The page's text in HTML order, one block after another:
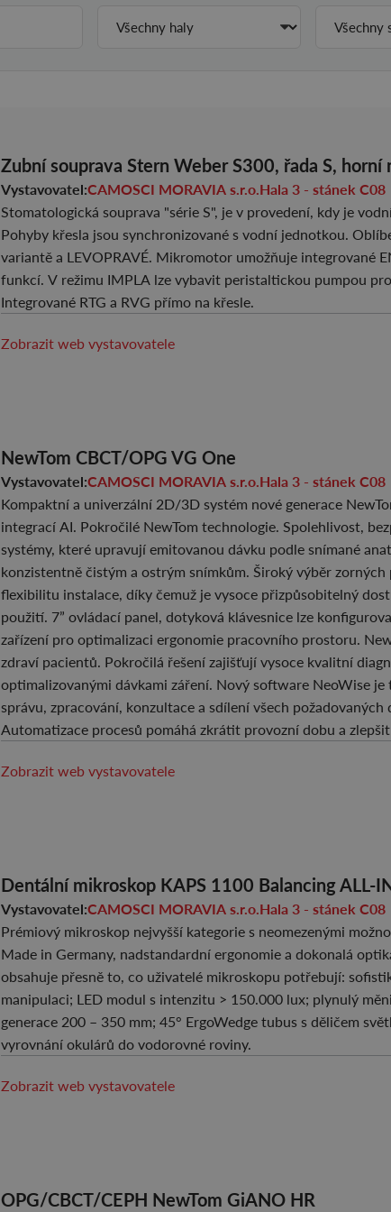
Zubní souprava Stern Weber S300, řada S,
Vystavovatel:CAMOSCI MORAVIA s.r.o. Hala 3 - stánek C08
Stomatologická souprava "série S", je v provedení, kdy je
Pohyby křesla jsou synchronizované s vodní jednotkou.
variantě a LEVOPRAVÉ. Mikromotor umožňuje integrované
funkcí. V režimu IMPLA lze vybavit peristaltickou pumpou
Integrované RTG a RVG přímo na křesle.
Zobrazit web vystavovatele
NewTom CBCT/OPG VG One
Vystavovatel:CAMOSCI MORAVIA s.r.o. Hala 3 - stánek C08
Kompaktní a univerzální 2D/3D systém nové generace
integrací AI. Pokročilé NewTom technologie. Spolehlivost,
systémy, které upravují emitovanou dávku podle snímané
konzistentně čistým a ostrým snímkům. Široký výběr
flexibilitu instalace, díky čemuž je vysoce přizpůsobitelný
použití. 7” ovládací panel, dotyková klávesnice lze
zařízení pro optimalizaci ergonomie pracovního prostoru.
zdraví pacientů. Pokročilá řešení zajišťují vysoce kvalitní
optimalizovanými dávkami záření. Nový software NeoWise
správu, zpracování, konzultace a sdílení všech
Automatizace procesů pomáhá zkrátit provozní dobu a
Zobrazit web vystavovatele
Dentální mikroskop KAPS 1100 Balancing ALL-
Vystavovatel:CAMOSCI MORAVIA s.r.o. Hala 3 - stánek C08
Prémiový mikroskop nejvyšší kategorie s neomezenými
Made in Germany, nadstandardní ergonomie a dokonalá
obsahuje přesně to, co uživatelé mikroskopu potřebují:
manipulaci; LED modul s intenzitu > 150.000 lux; plynulý
generace 200 – 350 mm; 45° ErgoWedge tubus s děličem
vyrovnání okulárů do vodorovné roviny.
Zobrazit web vystavovatele
OPG/CBCT/CEPH NewTom GiANO HR